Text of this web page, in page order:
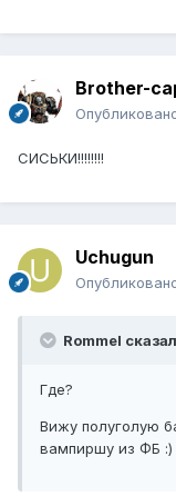
Brother-
СИСЬКИ!!!!!!!!
Uchugun
Rommel
Где?
Вижу полуголую
вампиршу из ФБ :)